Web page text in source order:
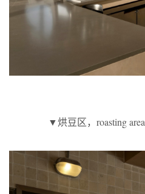
▼烘豆区，roasting area